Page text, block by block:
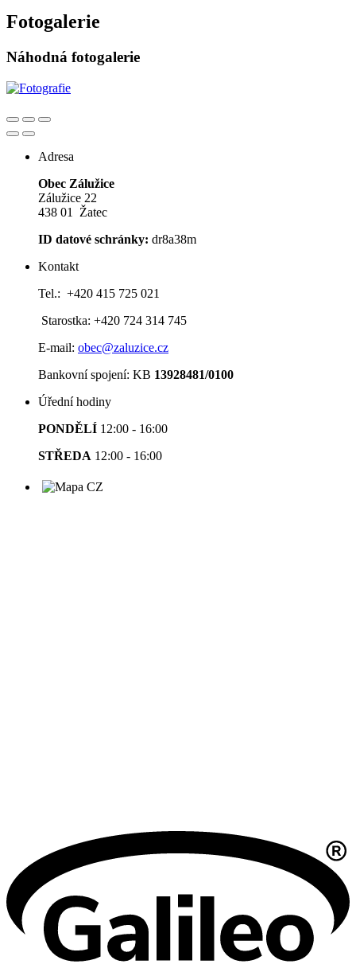
Fotogalerie
Náhodná fotogalerie
Adresa
Obec Zálužice
Zálužice 22
438 01 Žatec
ID datové schránky: dr8a38m
Kontakt
Tel.: +420 415 725 021
Starostka: +420 724 314 745
E-mail: obec@zaluzice.cz
Bankovní spojení: KB 13928481/0100
Úřední hodiny
PONDĚLÍ 12:00 - 16:00
STŘEDA 12:00 - 16:00